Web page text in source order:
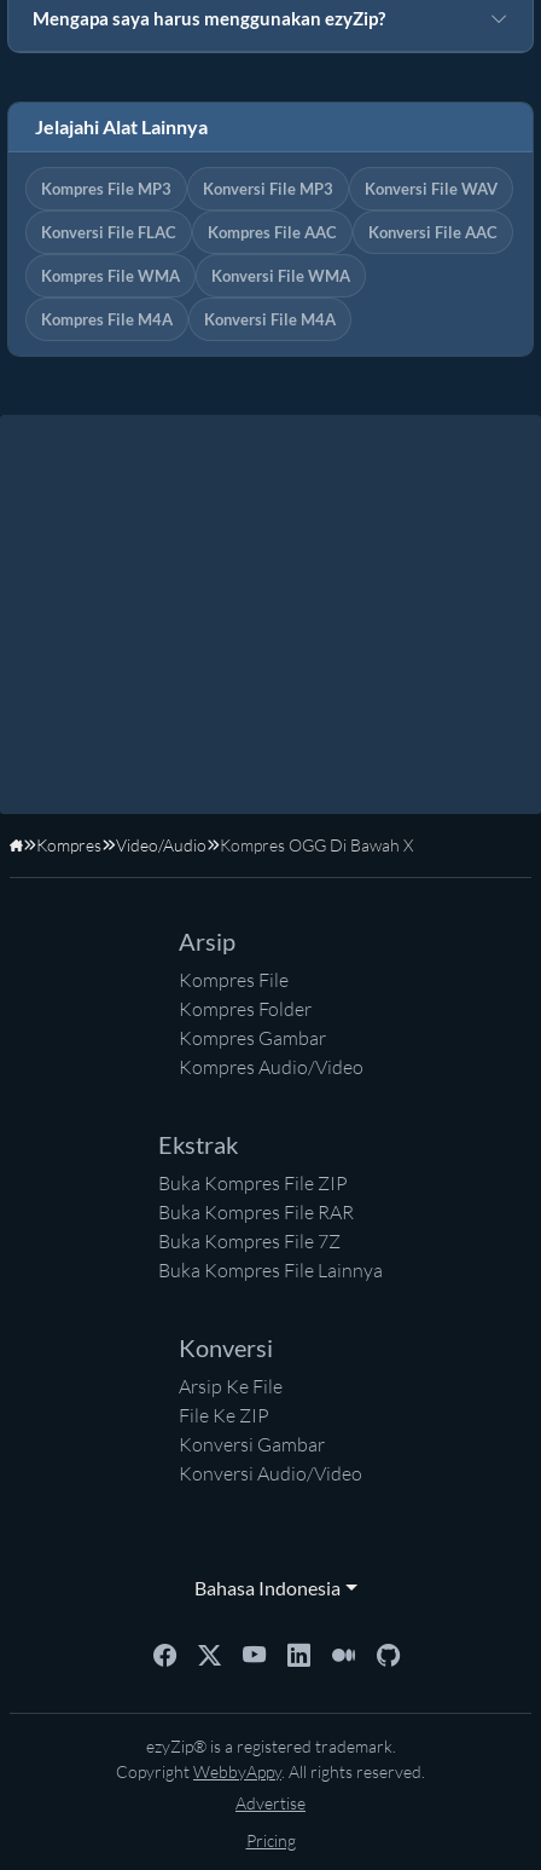
Mengapa saya harus menggunakan ezyZip?
Jelajahi Alat Lainnya
Kompres File MP3 Konversi File MP3 Konversi File WAV
Konversi File FLAC Kompres File AAC Konversi File AAC
Kompres File WMA Konversi File WMA
Kompres File M4A Konversi File M4A
Beranda
Kompres Video/Audio Kompres OGG Di Bawah X
Arsip
Kompres File
Kompres Folder
Kompres Gambar
Kompres Audio/Video
Ekstrak
Buka Kompres File ZIP
Buka Kompres File RAR
Buka Kompres File 7Z
Buka Kompres File Lainnya
Konversi
Arsip Ke File
File Ke ZIP
Konversi Gambar
Konversi Audio/Video
Bahasa Indonesia
ezyZip® is a registered trademark.
CopyrightWebbyAppy. All rights reserved.
Advertise
Pricing